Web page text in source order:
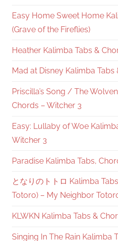
Easy Home Sweet Home
(Grave of the Fireflies)
Heather Kalimba Tabs &
Mad at Disney Kalimba
Priscilla’s Song / The
Chords – Witcher 3
Easy: Lullaby of Woe
Witcher 3
Paradise Kalimba Tabs,
となりのトトロ Kalimba
Totoro) – My Neighbor
KLWKN Kalimba Tabs &
Singing In The Rain Kalimba